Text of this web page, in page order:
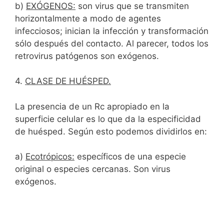
b) EXÓGENOS: son virus que se transmiten
horizontalmente a modo de agentes
infecciosos; inician la infección y transformación
sólo después del contacto. Al parecer, todos los
retrovirus patógenos son exógenos.
4. CLASE DE HUÉSPED.
La presencia de un Rc apropiado en la
superficie celular es lo que da la especificidad
de huésped. Según esto podemos dividirlos en:
a) Ecotrópicos: específicos de una especie
original o especies cercanas. Son virus
exógenos.